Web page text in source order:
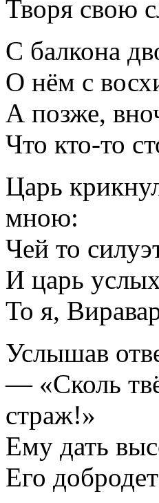
Творя свою
С балкона
О нём с
А позже,
Что кто-то
Царь
мною:
Чей то
И царь
То я,
Услышав
— «Сколь
страж!»
Ему дать
Его